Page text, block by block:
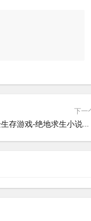
下一
绝地求生小说：沉浸式体验生存游戏-绝地求生小说的精彩剧情与角色分析